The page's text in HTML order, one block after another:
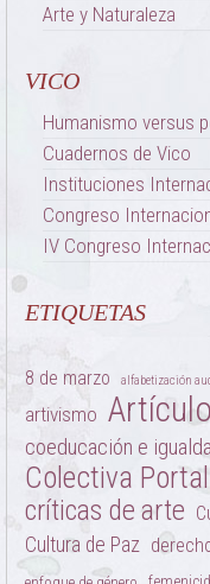
Arte y Naturaleza
VICO
Humanismo versus
Cuadernos de Vico
Instituciones
Congreso
IV Congreso
ETIQUETAS
8 de marzo alfabetización
artivismo
coeducación e
Colectiva
críticas de arte
Cultura de Paz